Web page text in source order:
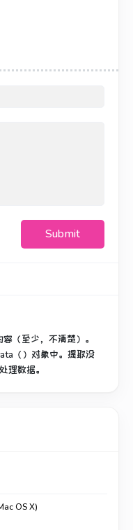
Submit
（至少，不清楚）。
（）对象中。 提取没
理数据。
OS X)